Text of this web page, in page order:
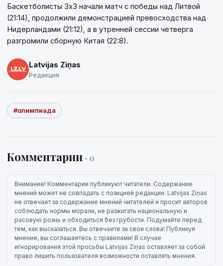
Баскетболисты 3х3 начали матч с победы над Литвой
(21:14), продолжили демонстрацией превосходства над
Нидерландами (21:12), а в утренней сессии четверга
разгромили сборную Китая (22:8).
Latvijas Ziņas
Редакция
#олимпиада
Комментарии · 0
Внимание! Комментарии публикуют читатели. Содержание
мнений может не совпадать с позицией редакции. Latvijas Ziņas
не отвечает за содержание мнений читателей и просит авторов
соблюдать нормы морали, не разжигать национальную и
расовую рознь и обходиться без грубости. Подумайте перед
тем, как высказаться. Вы отвечаете за свои слова! Публикуя
мнение, вы соглашаетесь с правилами! В случае
игнорирования этой просьбы Latvijas Ziņas оставляет за собой
право лишить пользователя возможности оставлять мнения.